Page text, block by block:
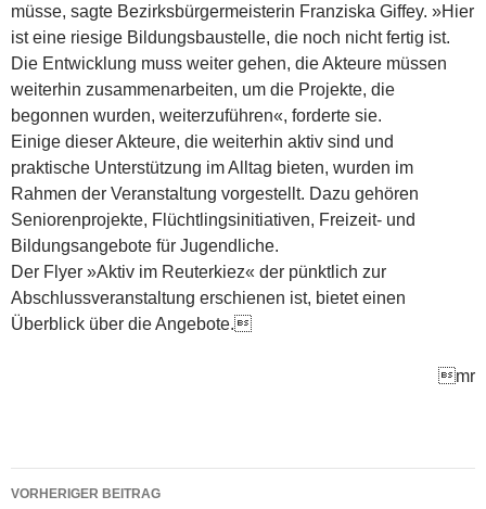
müsse, sagte Bezirksbürgermeisterin Franziska Giffey. »Hier
ist eine riesige Bildungsbaustelle, die noch nicht fertig ist.
Die Entwicklung muss weiter gehen, die Akteure müssen
weiterhin zusammenarbeiten, um die Projekte, die
begonnen wurden, weiterzuführen«, forderte sie.
Einige dieser Akteure, die weiterhin aktiv sind und
praktische Unterstützung im Alltag bieten, wurden im
Rahmen der Veranstaltung vorgestellt. Dazu gehören
Seniorenprojekte, Flüchtlingsinitiativen, Freizeit- und
Bildungsangebote für Jugendliche.
Der Flyer »Aktiv im Reuterkiez« der pünktlich zur
Abschlussveranstaltung erschienen ist, bietet einen
Überblick über die Angebote.
mr
Beitragsnavigation
VORHERIGER BEITRAG